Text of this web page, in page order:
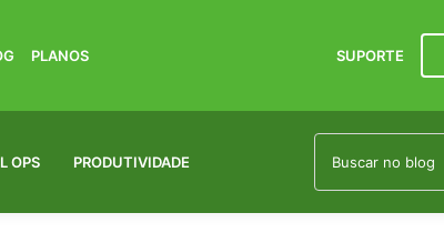
PLANOS SUPORTE
OPS PRODUTIVIDADE